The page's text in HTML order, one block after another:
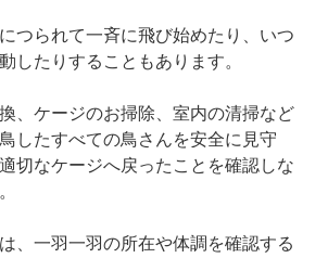
つられて一斉に飛び始めたり、いつ
したりすることもあります。
、ケージのお掃除、室内の清掃など
したすべての鳥さんを安全に見守
切なケージへ戻ったことを確認しな
、一羽一羽の所在や体調を確認する